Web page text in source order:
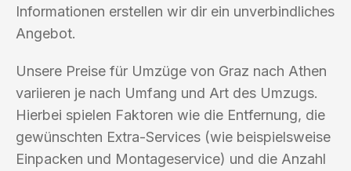
Informationen erstellen wir dir ein unverbindliches
Angebot.
Unsere Preise für Umzüge von Graz nach Athen
variieren je nach Umfang und Art des Umzugs.
Hierbei spielen Faktoren wie die Entfernung, die
gewünschten Extra-Services (wie beispielsweise
Einpacken und Montageservice) und die Anzahl